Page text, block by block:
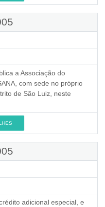
a Associação do
com sede no próprio
de São Luiz, neste
adicional especial, e